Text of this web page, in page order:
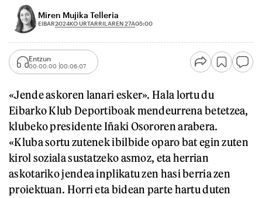
Miren Mujika Telleria
EIBAR2024KO URTARRILAREN 27A05:00
Entzun
00:00:00 00:06:07
«Jende askoren lanari esker». Hala lortu du
Eibarko Klub Deportiboak mendeurrena betetzea,
klubeko presidente Iñaki Osororen arabera.
«Kluba sortu zutenek ibilbide oparo bat egin zuten
kirol soziala sustatzeko asmoz, eta herrian
askotariko jendea inplikatu zen hasi berria zen
proiektuan. Horri eta bidean parte hartu duten